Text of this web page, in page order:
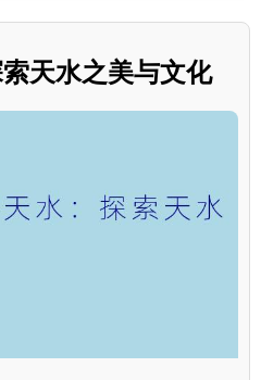
天水之美与文化